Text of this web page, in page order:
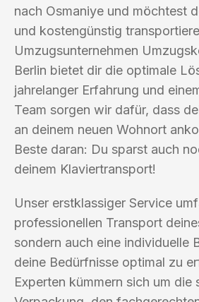
nach Osmaniye und möchtest
und kostengünstig
Umzugsunternehmen
Berlin bietet dir die optimale
jahrelanger Erfahrung und
Team sorgen wir dafür, dass
an deinem neuen Wohnort
Beste daran: Du sparst auch
deinem Klaviertransport!
Unser erstklassiger Service
professionellen Transport
sondern auch eine individuelle
deine Bedürfnisse optimal zu
Experten kümmern sich um die